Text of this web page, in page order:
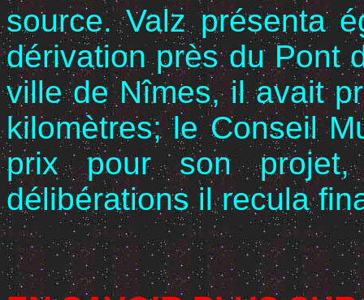
source. Valz présenta
dérivation près du Pont
ville de Nîmes, il avait
kilomètres; le Conseil
prix pour son projet,
délibérations il recula